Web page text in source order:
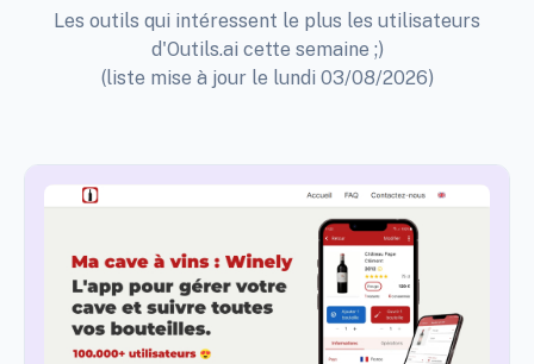
Les outils qui intéressent le plus les utilisateurs
d'Outils.ai cette semaine ;)
(liste mise à jour le lundi 03/08/2026)